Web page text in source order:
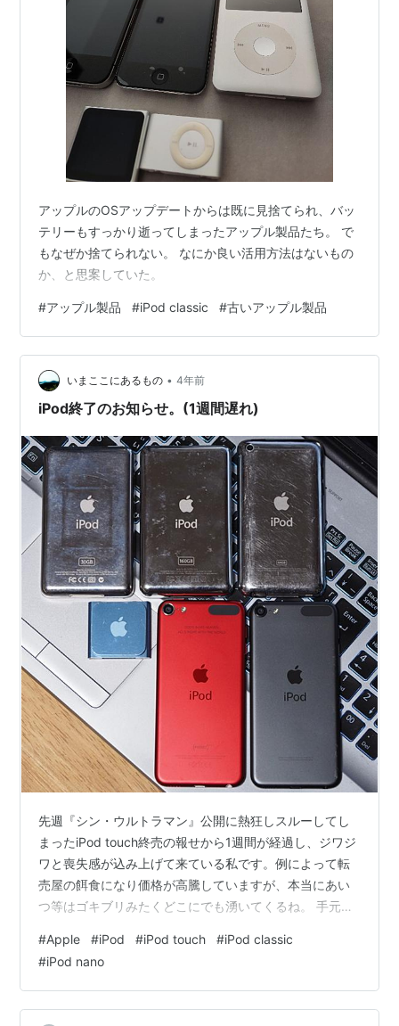
アップルのOSアップデートからは既に見捨てられ、バッ
テリーもすっかり逝ってしまったアップル製品たち。 で
もなぜか捨てられない。 なにか良い活用方法はないもの
か、と思案していた。
#アップル製品 #iPod classic #古いアップル製品
いまここにあるもの • 4年前
iPod終了のお知らせ。(1週間遅れ)
先週『シン・ウルトラマン』公開に熱狂しスルーしてし
まったiPod touch終売の報せから1週間が経過し、ジワジ
ワと喪失感が込み上げて来ている私です。例によって転
売屋の餌食になり価格が高騰していますが、本当にあい
つ等はゴキブリみたくどこにでも湧いてくるね。 手元に
仕上げの筐体とか、スクロールホイールなんて知らんの
だろうな…。 デザインが刷新された近々のiPod touchは
もとより↑のiPod nanoとiPod classicも一応動く状態で
保管しているのだけど、久し振りに電源入れようとした
#Apple #iPod #iPod touch #iPod classic
#iPod nano